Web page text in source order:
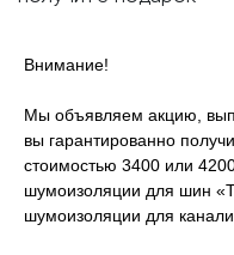
Внимание!
Мы объявляем акцию,
вы гарантированно
стоимостью 3400 или
шумоизоляции для шин
шумоизоляции для